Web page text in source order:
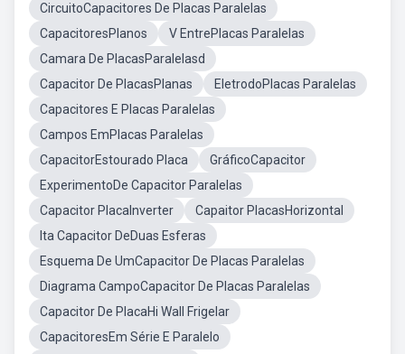
CircuitoCapacitores De Placas Paralelas
CapacitoresPlanos
V EntrePlacas Paralelas
Camara De PlacasParalelasd
Capacitor De PlacasPlanas
EletrodoPlacas Paralelas
Capacitores E Placas Paralelas
Campos EmPlacas Paralelas
CapacitorEstourado Placa
GráficoCapacitor
ExperimentoDe Capacitor Paralelas
Capacitor PlacaInverter
Capaitor PlacasHorizontal
Ita Capacitor DeDuas Esferas
Esquema De UmCapacitor De Placas Paralelas
Diagrama CampoCapacitor De Placas Paralelas
Capacitor De PlacaHi Wall Frigelar
CapacitoresEm Série E Paralelo